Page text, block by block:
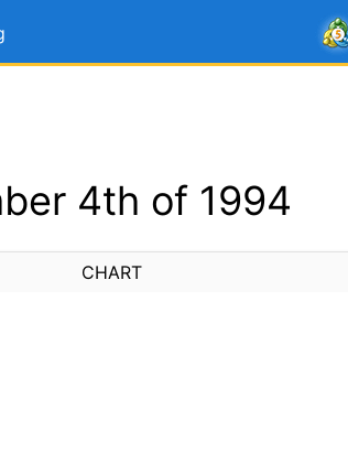
4th of 1994
CHART